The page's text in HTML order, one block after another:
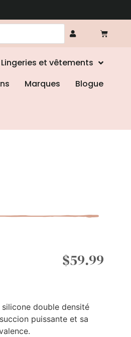
Lingeries et vêtements
Marques Blogue
$59.99
double densité
puissante et sa